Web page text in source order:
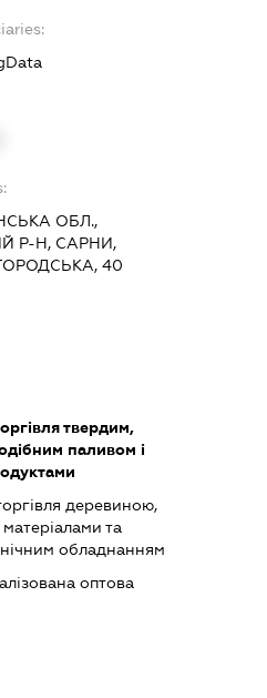
ОБЛ.,
Р-Н, САРНИ,
40
твердим,
паливом і
деревиною,
та
обладнанням
оптова